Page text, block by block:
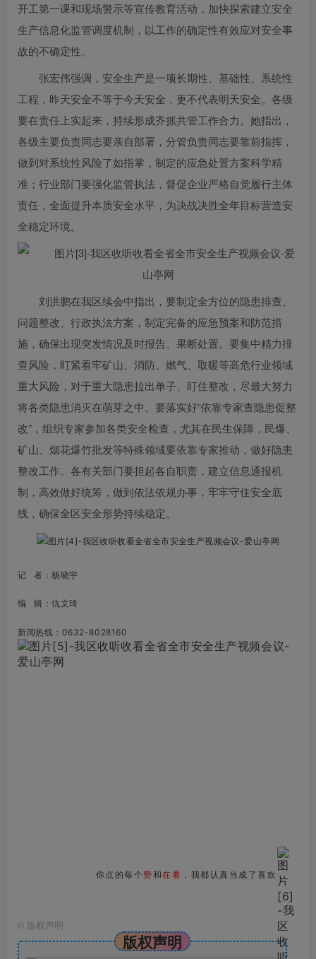
开工第一课和现场警示等宣传教育活动，加快探索建立安全
生产信息化监管调度机制，以工作的确定性有效应对安全事
故的不确定性。
张宏伟强调，安全生产是一项长期性、基础性、系统性
工程，昨天安全不等于今天安全，更不代表明天安全。各级
要在责任上实起来，持续形成齐抓共管工作合力。她指出，
各级主要负责同志要亲自部署，分管负责同志要靠前指挥，
做到对系统性风险了如指掌，制定的应急处置方案科学精
准；行业部门要强化监管执法，督促企业严格自觉履行主体
责任，全面提升本质安全水平，为决战决胜全年目标营造安
全稳定环境。
刘洪鹏在我区续会中指出，要制定全方位的隐患排查、
问题整改、行政执法方案，制定完备的应急预案和防范措
施，确保出现突发情况及时报告、果断处置。要集中精力排
查风险，盯紧看牢矿山、消防、燃气、取暖等高危行业领域
重大风险，对于重大隐患拉出单子、盯住整改，尽最大努力
将各类隐患消灭在萌芽之中。要落实好“依靠专家查隐患促整
改”，组织专家参加各类安全检查，尤其在民生保障，民爆、
矿山、烟花爆竹批发等特殊领域要依靠专家推动，做好隐患
整改工作。各有关部门要担起各自职责，建立信息通报机
制，高效做好统筹，做到依法依规办事，牢牢守住安全底
线，确保全区安全形势持续稳定。
记 者：杨晓宇
编 辑：仇文琦
新闻热线：0632-8028160
你点的每个赞和在看 ，我都认真当成了喜欢
© 版权声明
版权声明